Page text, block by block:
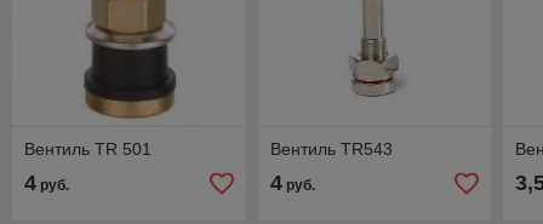
Вентиль TR 501
4 руб.
Вентиль TR543
4руб.